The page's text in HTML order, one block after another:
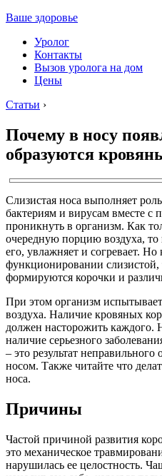
Ваше здоровье
Уролог
Контакты
Вызов уролога на дом
Цены
Статьи ›
Почему в носу
образуются
Слизистая носа выполняет
бактериям и вирусам вместе с
проникнуть в организм. Как
очередную порцию воздуха, то
его, увлажняет и согревает. Но
функционировании слизистой,
формируются корочки и
При этом организм
воздуха. Наличие кровяных
должен насторожить каждого.
наличие серьезного
– это результат
носом. Также читайте что
носа.
Причины
Частой причиной развития
это механическое
нарушилась ее целостность.